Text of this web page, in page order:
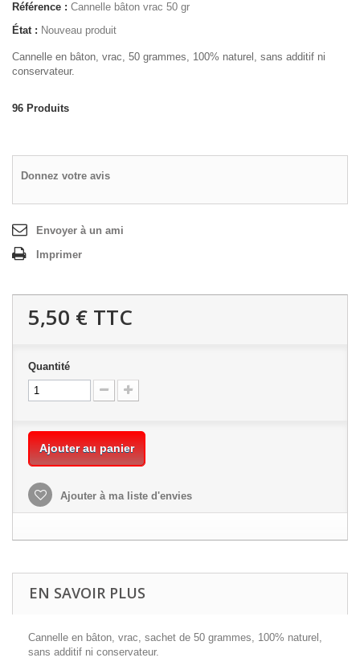
Référence : Cannelle bâton vrac 50 gr
État : Nouveau produit
Cannelle en bâton, vrac, 50 grammes, 100% naturel, sans additif ni
conservateur.
96 Produits
Donnez votre avis
Envoyer à un ami
Imprimer
5,50 € TTC
Quantité
Ajouter au panier
Ajouter à ma liste d'envies
EN SAVOIR PLUS
Cannelle en bâton, vrac, sachet de 50 grammes, 100% naturel,
sans additif ni conservateur.